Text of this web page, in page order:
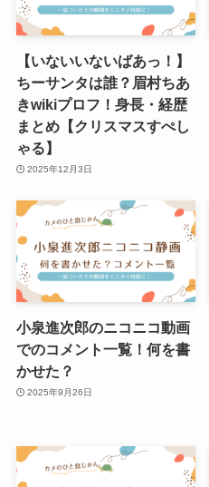
【いないいないばあっ！】
ちーサンタは誰？眉村ちあ
きwikiプロフ！身長・経歴
まとめ【クリスマスすぺし
ゃる】
2025年12月3日
小泉進次郎のニコニコ動画
でのコメント一覧！何を書
かせた？
2025年9月26日